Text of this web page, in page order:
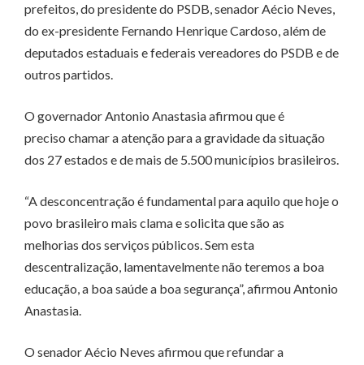
prefeitos, do presidente do PSDB, senador Aécio Neves,
do ex-presidente Fernando Henrique Cardoso, além de
deputados estaduais e federais vereadores do PSDB e de
outros partidos.
O governador Antonio Anastasia afirmou que é
preciso chamar a atenção para a gravidade da situação
dos 27 estados e de mais de 5.500 municípios brasileiros.
“A desconcentração é fundamental para aquilo que hoje o
povo brasileiro mais clama e solicita que são as
melhorias dos serviços públicos. Sem esta
descentralização, lamentavelmente não teremos a boa
educação, a boa saúde a boa segurança”, afirmou Antonio
Anastasia.
O senador Aécio Neves afirmou que refundar a